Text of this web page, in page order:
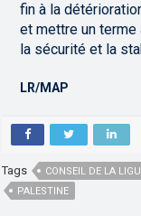
fin à la
et mettre un terme
la sécurité et la
LR/MAP
Tags CONSEIL DE LA
PALESTINE